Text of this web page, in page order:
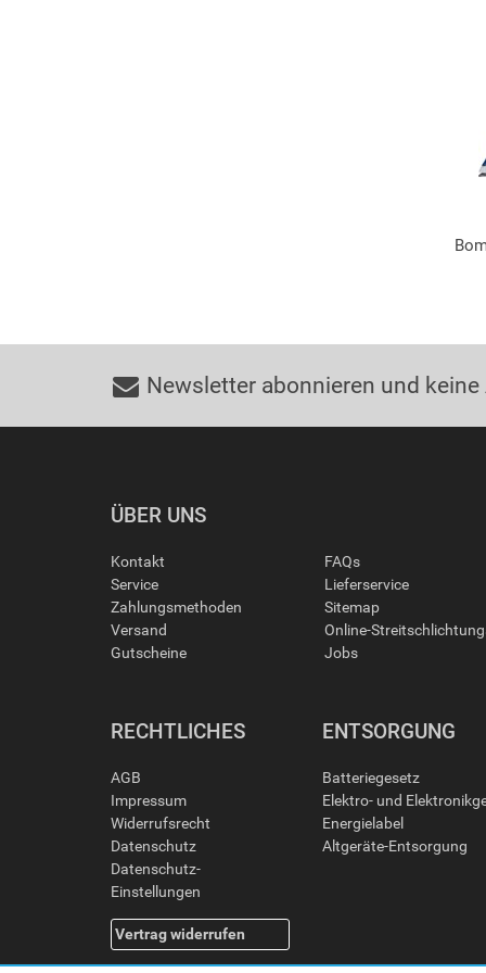
Newsletter abonnieren und
ÜBER UNS
Kontakt
Service
Zahlungsmethoden
Versand
Gutscheine
FAQs
Lieferservice
Sitemap
Online-
Jobs
RECHTLICHES
AGB
Impressum
Widerrufsrecht
Datenschutz
Datenschutz-
Einstellungen
Vertrag widerrufen
ENTSORGUNG
Batteriegesetz
Elektro- und
Energielabel
Altgeräte-Entsorgung